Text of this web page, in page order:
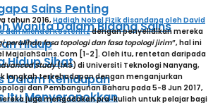
Sains Penting
Wanita Dalam Bidang Sains
Hidup
Hidup Sihat
Dalam Kehidupan
Itu Menyeronokkan
tahun 2016, Hadiah Nobel Fizik disandang oleh David
dan Michael Kosterlitzdengan penyelidikan mereka
peralihan fasa topologi dan fasa topologi jirim”, hal ini
MajalahSains.Com [1-2]. Oleh itu, rentetan daripada
Study(IAS) di Universiti Teknologi Nanyang,
langkah terkehadapan dengan menganjurkan
dan Pembangunan Baharu pada 5-8 Jun 2017,
juga mengadakan pra-kuliah untuk pelajar bagi